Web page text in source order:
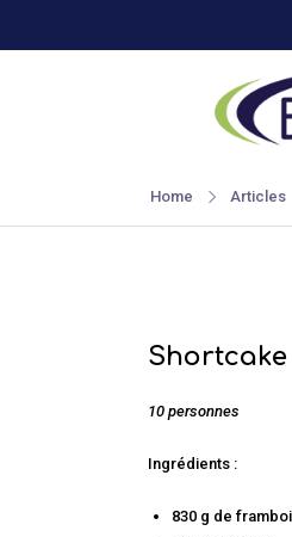
Home Articles
10 personnes
Ingrédients :
830 g de